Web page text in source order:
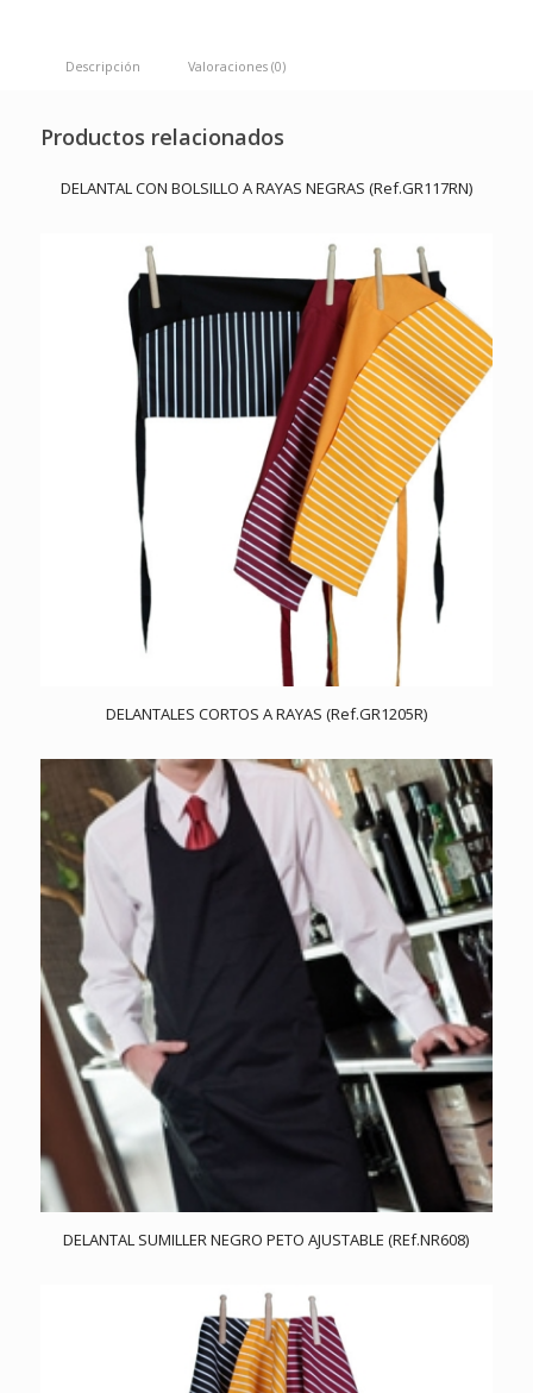
Descripción Valoraciones (0)
Productos relacionados
DELANTAL CON BOLSILLO A RAYAS NEGRAS (Ref.GR117RN)
DELANTALES CORTOS A RAYAS (Ref.GR1205R)
DELANTAL SUMILLER NEGRO PETO AJUSTABLE (REf.NR608)